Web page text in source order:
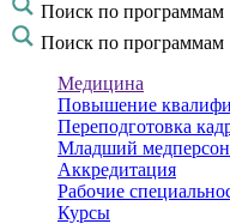
Поиск по программам
Поиск по программам
Медицина
Повышение
Переподготовка
Младший
Аккредитация
Рабочие
Курсы